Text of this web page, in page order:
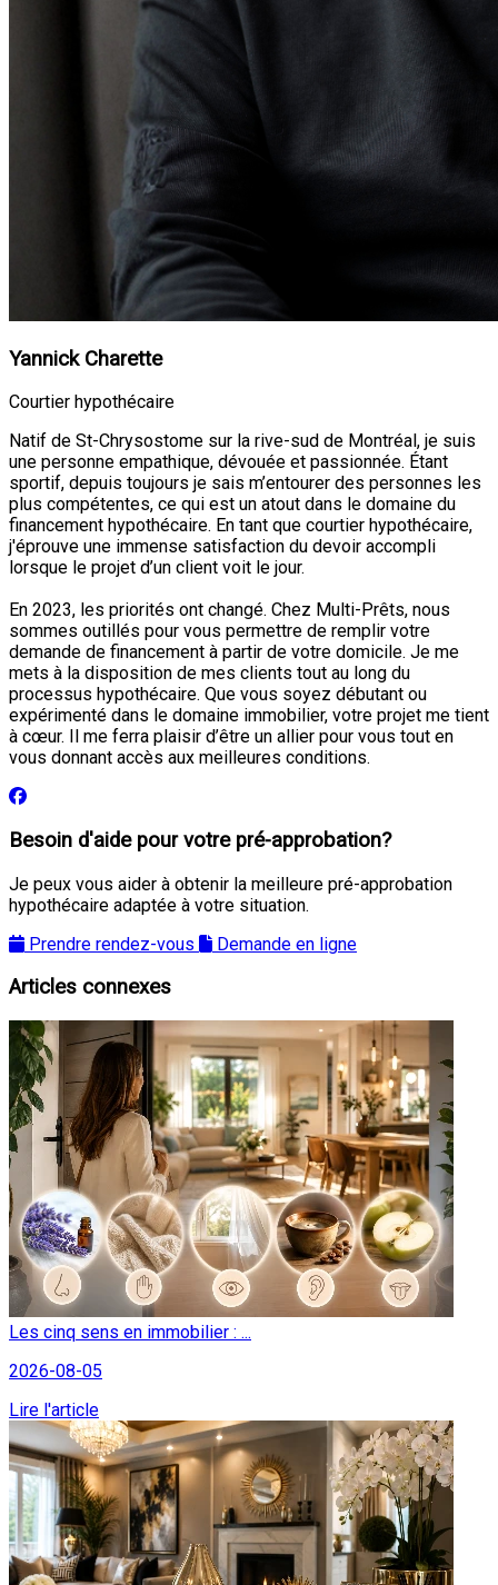
Yannick Charette
Courtier hypothécaire
Natif de St-Chrysostome sur la rive-sud de Montréal, je suis
une personne empathique, dévouée et passionnée. Étant
sportif, depuis toujours je sais m’entourer des personnes les
plus compétentes, ce qui est un atout dans le domaine du
financement hypothécaire. En tant que courtier hypothécaire,
j'éprouve une immense satisfaction du devoir accompli
lorsque le projet d’un client voit le jour.
En 2023, les priorités ont changé. Chez Multi-Prêts, nous
sommes outillés pour vous permettre de remplir votre
demande de financement à partir de votre domicile. Je me
mets à la disposition de mes clients tout au long du
processus hypothécaire. Que vous soyez débutant ou
expérimenté dans le domaine immobilier, votre projet me tient
à cœur. Il me ferra plaisir d’être un allier pour vous tout en
vous donnant accès aux meilleures conditions.
Besoin d'aide pour votre pré-approbation?
Je peux vous aider à obtenir la meilleure pré-approbation
hypothécaire adaptée à votre situation.
Prendre rendez-vous
Demande en ligne
Articles connexes
Les cinq sens en immobilier : ...
2026-08-05
Lire l'article